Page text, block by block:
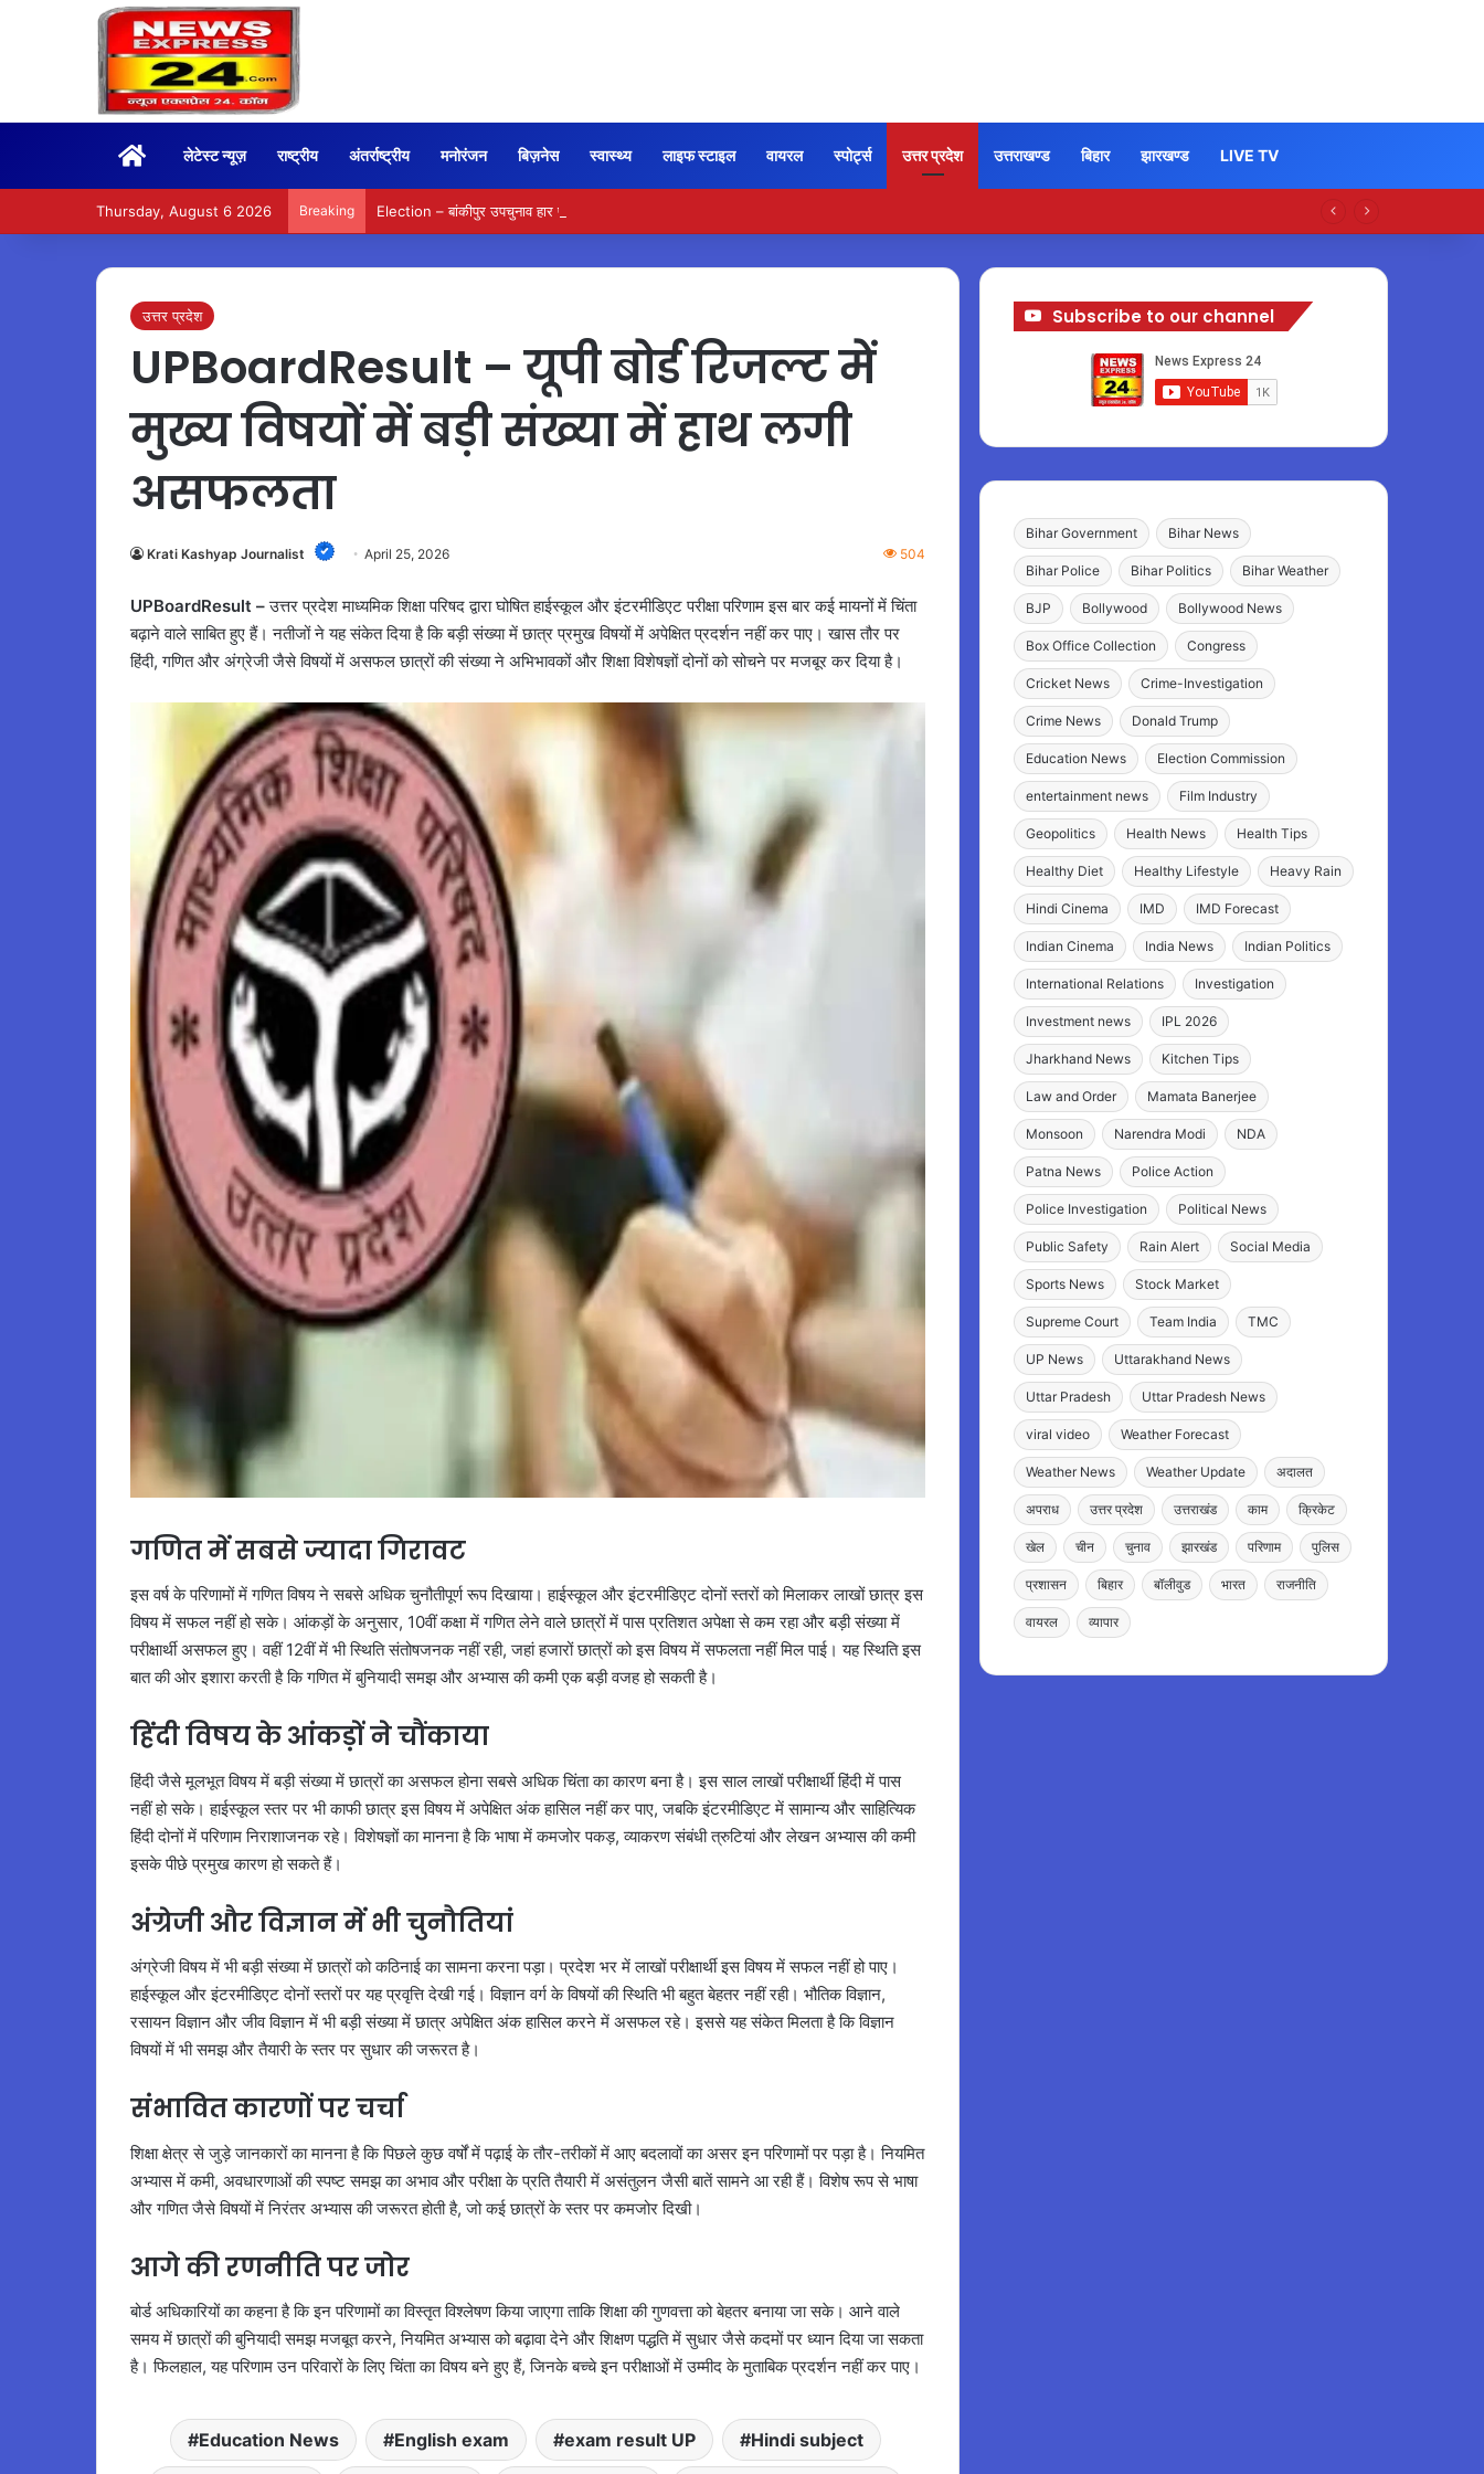
Homeलेटेस्ट न्यूज़ राष्ट्रीय अंतर्राष्ट्रीय मनोरंजन बिज़नेस स्वास्थ्य लाइफ स्टाइल वायरल स्पोर्ट्स उत्तर प्रदेश उत्तराखण्ड बिहार झारखण्ड LIVE TV
Thursday, August 6 2026 Breaking Election – बांकीपुर उपचुनाव हार पर भाजपा का मंथन, सामने आए कई कारण
उत्तर प्रदेश
UPBoardResult – यूपी बोर्ड रिजल्ट में
मुख्य विषयों में बड़ी संख्या में हाथ लगी
असफलता
Krati Kashyap Journalist April 25, 2026 504
UPBoardResult –उत्तर प्रदेश माध्यमिक शिक्षा परिषद द्वारा घोषित हाईस्कूल और इंटरमीडिएट परीक्षा परिणाम इस बार कई मायनों में चिंता
बढ़ाने वाले साबित हुए हैं। नतीजों ने यह संकेत दिया है कि बड़ी संख्या में छात्र प्रमुख विषयों में अपेक्षित प्रदर्शन नहीं कर पाए। खास तौर पर
हिंदी, गणित और अंग्रेजी जैसे विषयों में असफल छात्रों की संख्या ने अभिभावकों और शिक्षा विशेषज्ञों दोनों को सोचने पर मजबूर कर दिया है।
गणित में सबसे ज्यादा गिरावट
इस वर्ष के परिणामों में गणित विषय ने सबसे अधिक चुनौतीपूर्ण रूप दिखाया। हाईस्कूल और इंटरमीडिएट दोनों स्तरों को मिलाकर लाखों छात्र इस
विषय में सफल नहीं हो सके। आंकड़ों के अनुसार, 10वीं कक्षा में गणित लेने वाले छात्रों में पास प्रतिशत अपेक्षा से कम रहा और बड़ी संख्या में
परीक्षार्थी असफल हुए। वहीं 12वीं में भी स्थिति संतोषजनक नहीं रही, जहां हजारों छात्रों को इस विषय में सफलता नहीं मिल पाई। यह स्थिति इस
बात की ओर इशारा करती है कि गणित में बुनियादी समझ और अभ्यास की कमी एक बड़ी वजह हो सकती है।
हिंदी विषय के आंकड़ों ने चौंकाया
हिंदी जैसे मूलभूत विषय में बड़ी संख्या में छात्रों का असफल होना सबसे अधिक चिंता का कारण बना है। इस साल लाखों परीक्षार्थी हिंदी में पास
नहीं हो सके। हाईस्कूल स्तर पर भी काफी छात्र इस विषय में अपेक्षित अंक हासिल नहीं कर पाए, जबकि इंटरमीडिएट में सामान्य और साहित्यिक
हिंदी दोनों में परिणाम निराशाजनक रहे। विशेषज्ञों का मानना है कि भाषा में कमजोर पकड़, व्याकरण संबंधी त्रुटियां और लेखन अभ्यास की कमी
इसके पीछे प्रमुख कारण हो सकते हैं।
अंग्रेजी और विज्ञान में भी चुनौतियां
अंग्रेजी विषय में भी बड़ी संख्या में छात्रों को कठिनाई का सामना करना पड़ा। प्रदेश भर में लाखों परीक्षार्थी इस विषय में सफल नहीं हो पाए।
हाईस्कूल और इंटरमीडिएट दोनों स्तरों पर यह प्रवृत्ति देखी गई। विज्ञान वर्ग के विषयों की स्थिति भी बहुत बेहतर नहीं रही। भौतिक विज्ञान,
रसायन विज्ञान और जीव विज्ञान में भी बड़ी संख्या में छात्र अपेक्षित अंक हासिल करने में असफल रहे। इससे यह संकेत मिलता है कि विज्ञान
विषयों में भी समझ और तैयारी के स्तर पर सुधार की जरूरत है।
संभावित कारणों पर चर्चा
शिक्षा क्षेत्र से जुड़े जानकारों का मानना है कि पिछले कुछ वर्षों में पढ़ाई के तौर-तरीकों में आए बदलावों का असर इन परिणामों पर पड़ा है। नियमित
अभ्यास में कमी, अवधारणाओं की स्पष्ट समझ का अभाव और परीक्षा के प्रति तैयारी में असंतुलन जैसी बातें सामने आ रही हैं। विशेष रूप से भाषा
और गणित जैसे विषयों में निरंतर अभ्यास की जरूरत होती है, जो कई छात्रों के स्तर पर कमजोर दिखी।
आगे की रणनीति पर जोर
बोर्ड अधिकारियों का कहना है कि इन परिणामों का विस्तृत विश्लेषण किया जाएगा ताकि शिक्षा की गुणवत्ता को बेहतर बनाया जा सके। आने वाले
समय में छात्रों की बुनियादी समझ मजबूत करने, नियमित अभ्यास को बढ़ावा देने और शिक्षण पद्धति में सुधार जैसे कदमों पर ध्यान दिया जा सकता
है। फिलहाल, यह परिणाम उन परिवारों के लिए चिंता का विषय बने हुए हैं, जिनके बच्चे इन परीक्षाओं में उम्मीद के मुताबिक प्रदर्शन नहीं कर पाए।
Education News English exam exam result UP Hindi subject
Subscribe to our channel
Bihar Government Bihar News
Bihar Police Bihar Politics Bihar Weather
BJP Bollywood Bollywood News
Box Office Collection Congress
Cricket News Crime-Investigation
Crime News Donald Trump
Education News Election Commission
entertainment news Film Industry
Geopolitics Health News Health Tips
Healthy Diet Healthy Lifestyle Heavy Rain
Hindi Cinema IMD IMD Forecast
Indian Cinema India News Indian Politics
International Relations Investigation
Investment news IPL 2026
Jharkhand News Kitchen Tips
Law and Order Mamata Banerjee
Monsoon Narendra Modi NDA
Patna News Police Action
Police Investigation Political News
Public Safety Rain Alert Social Media
Sports News Stock Market
Supreme Court Team India TMC
UP News Uttarakhand News
Uttar Pradesh Uttar Pradesh News
viral video Weather Forecast
Weather News Weather Update अदालत
अपराध उत्तर प्रदेश उत्तराखंड काम क्रिकेट
खेल चीन चुनाव झारखंड परिणाम पुलिस
प्रशासन बिहार बॉलीवुड भारत राजनीति
वायरल व्यापार